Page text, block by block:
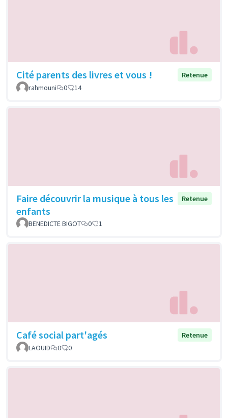
Cité parents des livres et vous !
Retenue
rahmouni
0 14
Faire découvrir la musique à tous les
enfants
Retenue
BENEDICTE BIGOT 0 1
Café social part'agés
Retenue
LAOUID
0 0